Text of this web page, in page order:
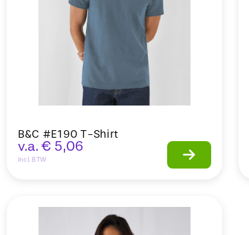
B&C #E190 T-Shirt
v.a. € 5,06
Incl. BTW